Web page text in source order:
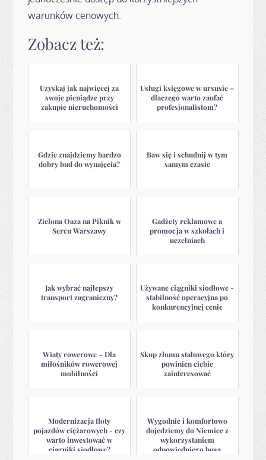
warunków cenowych.
Zobacz też:
Uzyskaj jak najwięcej za
swoje pieniądze przy
zakupie nieruchomości
Usługi księgowe w ursusie –
dlaczego warto zaufać
profesjonalistom?
Gdzie znajdziemy bardzo
dobry bud do wynajęcia?
Baw się i schudnij w tym
samym czasie
Zielona Oaza na Piknik w
Sercu Warszawy
Gadżety reklamowe a
promocja w szkołach i
uczelniach
Jak wybrać najlepszy
transport zagraniczny?
Używane ciągniki siodłowe -
stabilność operacyjna po
konkurencyjnej cenie
Wiaty rowerowe – Dla
miłośników rowerowej
mobilności
Skup złomu stalowego który
powinien ciebie
zainteresować
Modernizacja floty
pojazdów ciężarowych - czy
warto inwestować w
ciągniki siodłowe?
Wygodnie i komfortowo
dojedziemy do Niemiec z
wykorzystaniem
odpowiedniego busa